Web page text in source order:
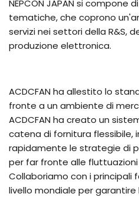
NEPCON JAPAN si compone
tematiche, che coprono
servizi nei settori della R&S,
produzione elettronica.
ACDCFAN ha allestito lo
fronte a un ambiente di
ACDCFAN ha creato un
catena di fornitura flessibile,
rapidamente le strategie di
per far fronte alle
Collaboriamo con i principali
livello mondiale per